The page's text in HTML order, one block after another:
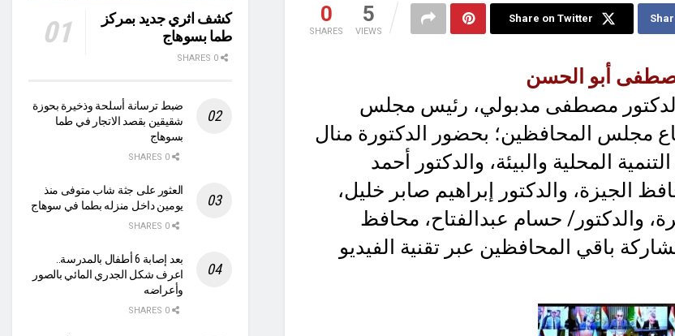
0
SHARES
5
VIEWS
Share on Twitter
أبو الحسن
مصطفى مدبولي، رئيس مجلس
مجلس المحافظين؛ بحضور الدكتورة منال
المحلية والبيئة، والدكتور أحمد
الجيزة، والدكتور إبراهيم صابر خليل،
والدكتور/ حسام عبدالفتاح، محافظ
باقي المحافظين عبر تقنية الفيديو
كشف اثري جديد بمركز
طما بسوهاج
ضبط ترسانة أسلحة وذخيرة بحوزة
شقيقين بقصد الاتجار في طما
بسوهاج
العثور على جثة شاب متوفى منذ
يومين داخل منزله بطما في سوهاج
بعد إصابة 6 أطفال بالمدرسة..
اعرف شكل الجدري المائي بالصور
وأعراضه